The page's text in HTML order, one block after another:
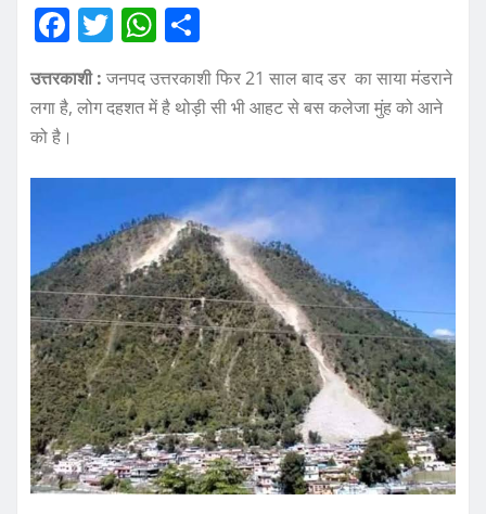
F
a
c
e
o
k
T
it
te
W
at
s
p
p
h
a
re
उत्तरकाशी : जनपद उत्तरकाशी फिर 21 साल बाद डर का साया मंडराने
लगा है, लोग दहशत में है थोड़ी सी भी आहट से बस कलेजा मुंह को आने
को है।